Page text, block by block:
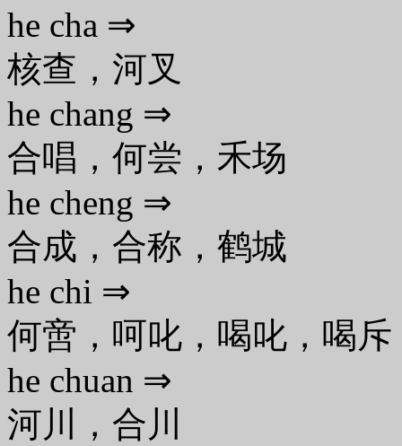
he cha ⇒
核查，河叉
he chang ⇒
合唱，何尝，禾场
he cheng ⇒
合成，合称，鹤城
he chi ⇒
何啻，呵叱，喝叱，喝
he chuan ⇒
河川，合川